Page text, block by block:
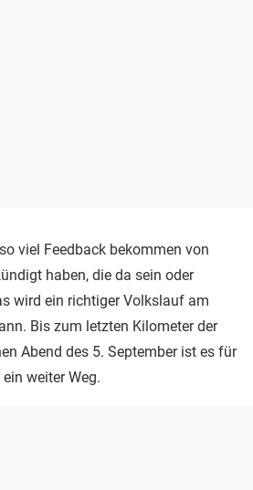
viel Feedback bekommen von
haben, die da sein oder
wird ein richtiger Volkslauf am
Bis zum letzten Kilometer der
Abend des 5. September ist es für
weiter Weg.